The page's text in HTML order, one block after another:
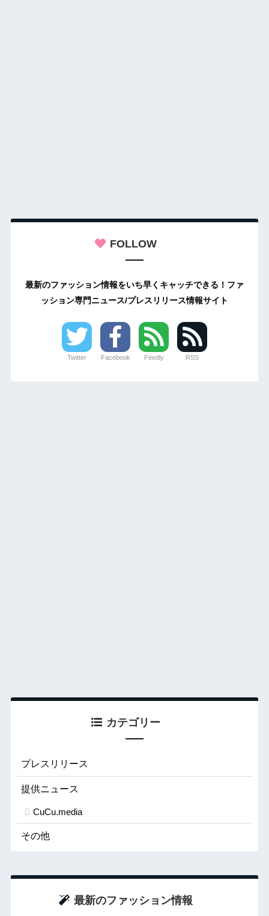
FOLLOW
最新のファッション情報をいち早くキャッチできる！ファ
ッション専門ニュース/プレスリリース情報サイト
Twitter Facebook Feedly RSS
カテゴリー
プレスリリース
提供ニュース
CuCu.media
その他
最新のファッション情報